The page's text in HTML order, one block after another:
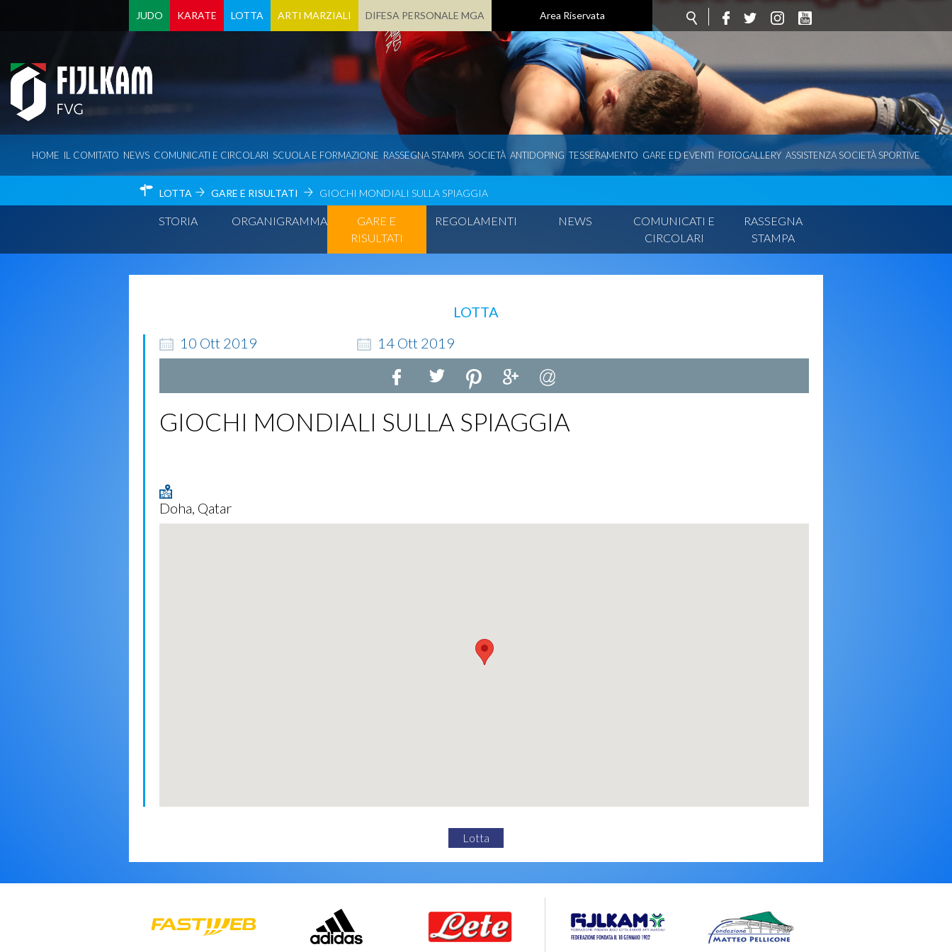
JUDO KARATE LOTTA ARTI MARZIALI DIFESA PERSONALE MGA Area Riservata
HOME IL COMITATO NEWS COMUNICATI E CIRCOLARI SCUOLA E FORMAZIONE RASSEGNA STAMPA SOCIETÀ ANTIDOPING TESSERAMENTO GARE ED EVENTI FOTOGALLERY ASSISTENZA SOCIETÀ SPORTIVE
LOTTA GARE E RISULTATI GIOCHI MONDIALI SULLA SPIAGGIA
STORIA ORGANIGRAMMA
GARE E
RISULTATI
REGOLAMENTI NEWS
COMUNICATI E
CIRCOLARI
RASSEGNA
STAMPA
LOTTA
10 Ott 2019 14 Ott 2019
GIOCHI MONDIALI SULLA SPIAGGIA
Doha, Qatar
Lotta